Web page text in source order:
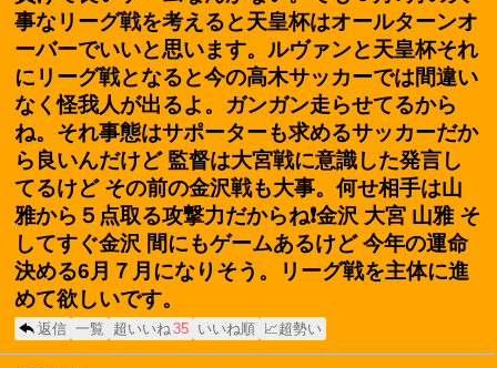
事なリーグ戦を考えると天皇杯はオールターンオ
ーバーでいいと思います。ルヴァンと天皇杯それ
にリーグ戦となると今の高木サッカーでは間違い
なく怪我人が出るよ。ガンガン走らせてるから
ね。それ事態はサポーターも求めるサッカーだか
ら良いんだけど 監督は大宮戦に意識した発言し
てるけど その前の金沢戦も大事。何せ相手は山
雅から５点取る攻撃力だからね❗金沢 大宮 山雅 そ
してすぐ金沢 間にもゲームあるけど 今年の運命
決める6月７月になりそう。リーグ戦を主体に進
めて欲しいです。
返信 一覧 超いいね35 いいね順 📈超勢い